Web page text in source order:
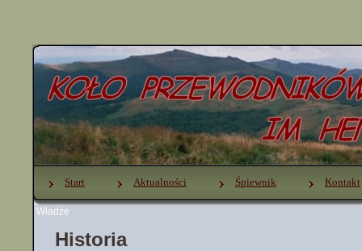
Władze
Start Aktualności Śpiewnik Kontakt
Historia